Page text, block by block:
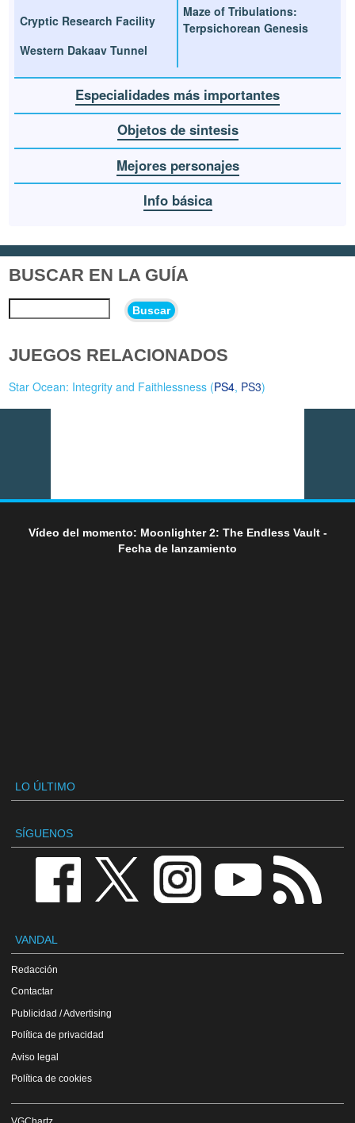
Cryptic Research Facility
Western Dakaav Tunnel
Maze of Tribulations:
Terpsichorean Genesis
Especialidades más importantes
Objetos de sintesis
Mejores personajes
Info básica
BUSCAR EN LA GUÍA
Buscar
JUEGOS RELACIONADOS
Star Ocean: Integrity and Faithlessness (PS4, PS3)
Vídeo del momento: Moonlighter 2: The Endless Vault -
Fecha de lanzamiento
LO ÚLTIMO
SÍGUENOS
VANDAL
Redacción
Contactar
Publicidad / Advertising
Política de privacidad
Aviso legal
Política de cookies